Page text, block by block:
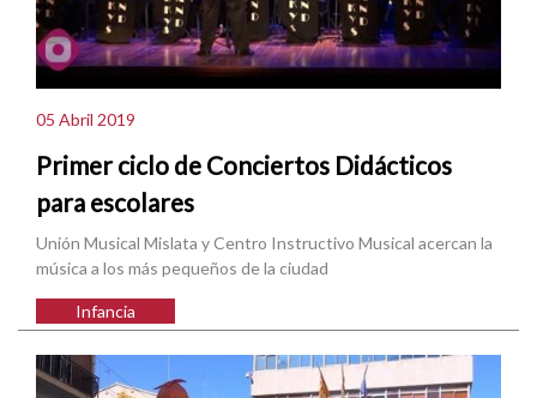
05 Abril 2019
Primer ciclo de Conciertos Didácticos
para escolares
Unión Musical Mislata y Centro Instructivo Musical acercan la
música a los más pequeños de la ciudad
Infancia